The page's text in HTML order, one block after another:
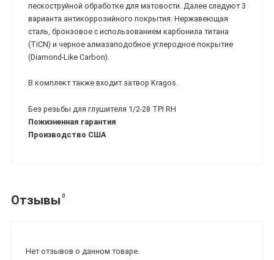
пескоструйной обработке для матовости. Далее следуют 3
варианта антикоррозийного покрытия: Нержавеющая
сталь, бронзовое с использованием карбонила титана
(TiCN) и черное алмазаподобное углеродное покрытие
(Diamond-Like Carbon).
В комплект также входит затвор Kragos.
Без резьбы для глушителя 1/2-28 TPI RH
Пожизненная гарантия
Производство США
Отзывы 0
Нет отзывов о данном товаре.